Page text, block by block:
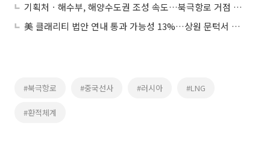
기획처ㆍ해수부, 해양수도권 조성 속도…북극항로 거점 전략 본격화
美 클래리티 법안 연내 통과 가능성 13%…상원 문턱서 제동
#북극항로 #중국선사 #러시아 #LNG
#환적체계